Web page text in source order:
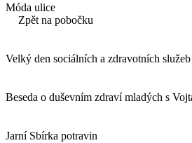
Móda ulice
Zpět na pobočku
Velký den sociálních a zdravotních služeb
Beseda o duševním zdraví mladých s
Jarní Sbírka potravin